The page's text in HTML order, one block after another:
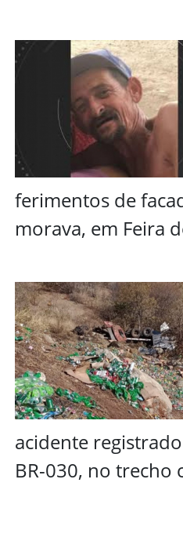
ferimentos de
morava, em Feira
acidente
BR-030, no trecho